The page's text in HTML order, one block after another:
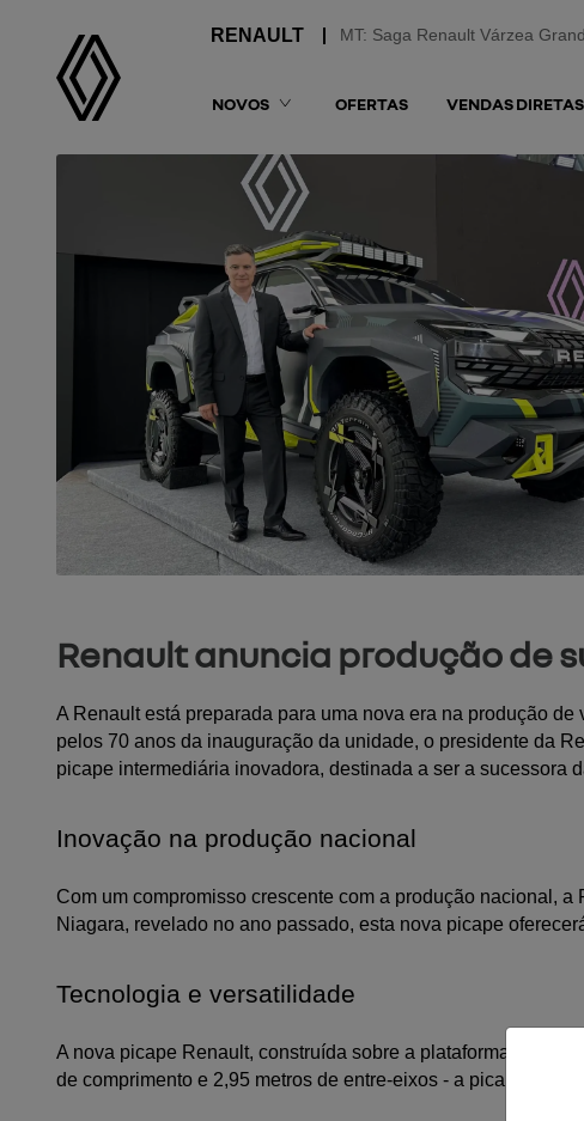
MT: Saga Renault Várzea
NOVOS OFERTAS VENDAS DIRETAS
Renault anuncia produção de
A Renault está preparada para uma nova era na produção
pelos 70 anos da inauguração da unidade, o presidente da
picape intermediária inovadora, destinada a ser a sucessora
Inovação na produção nacional
Com um compromisso crescente com a produção nacional,
Niagara, revelado no ano passado, esta nova picape
Tecnologia e versatilidade
A nova picape Renault, construída sobre a plataforma
de comprimento e 2,95 metros de entre-eixos - a picape